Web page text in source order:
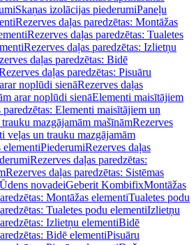
Skaņas izolācijas piederumiPaneļu
Rezerves daļas paredzētas: Montāžas
Rezerves daļas paredzētas: Tualetes
Rezerves daļas paredzētas: Izlietņu
daļas paredzētas: Bidē
daļas paredzētas: Pisuāru
noplūdi sienāRezerves daļas
arar noplūdi sienāElementi maisītājiem
paredzētas: Elementi maisītājiem un
mazgājamām mašīnāmRezerves
veļas un trauku mazgājamām
PiederumiRezerves daļas
Rezerves daļas paredzētas:
Rezerves daļas paredzētas: Sistēmas
Ūdens novadeiGeberit KombifixMontāžas
Montāžas elementiTualetes podu
Tualetes podu elementiIzlietņu
Izlietņu elementiBidē
Bidē elementiPisuāru